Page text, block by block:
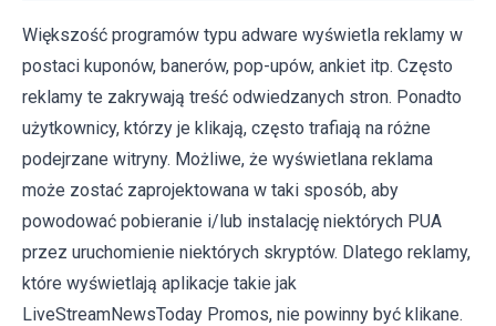
Większość programów typu adware wyświetla reklamy w
postaci kuponów, banerów, pop-upów, ankiet itp. Często
reklamy te zakrywają treść odwiedzanych stron. Ponadto
użytkownicy, którzy je klikają, często trafiają na różne
podejrzane witryny. Możliwe, że wyświetlana reklama
może zostać zaprojektowana w taki sposób, aby
powodować pobieranie i/lub instalację niektórych PUA
przez uruchomienie niektórych skryptów. Dlatego reklamy,
które wyświetlają aplikacje takie jak
LiveStreamNewsToday Promos, nie powinny być klikane.